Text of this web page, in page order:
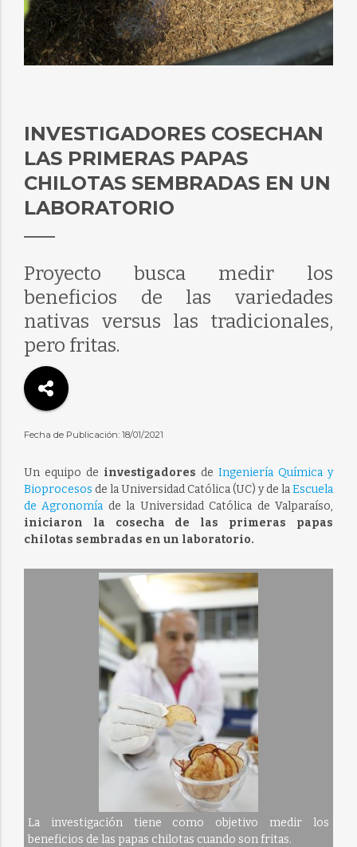
INVESTIGADORES COSECHAN
LAS PRIMERAS PAPAS
CHILOTAS SEMBRADAS EN UN
LABORATORIO
Proyecto busca medir los
beneficios de las variedades
nativas versus las tradicionales,
pero fritas.
Fecha de Publicación: 18/01/2021
Un equipo de investigadores deIngeniería Química y
Bioprocesos de la Universidad Católica (UC) y de laEscuela
de Agronomía de la Universidad Católica de Valparaíso,
iniciaron la cosecha de las primeras papas
chilotas sembradas en un laboratorio.
La investigación tiene como objetivo medir los
beneficios de las papas chilotas cuando son fritas.